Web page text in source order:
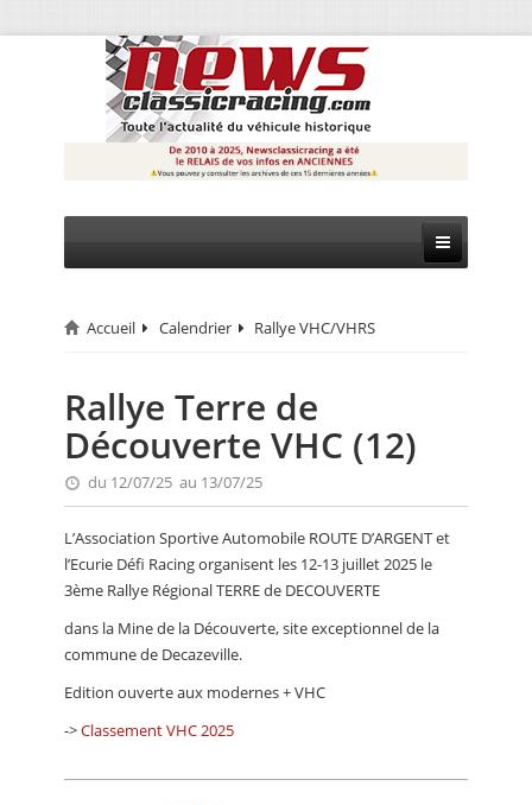
CIRCUIT
RALLYE
MONTAGNE
EVÈNEMENTS
CALENDRIER
FOCUS
VIDEO
ANNUAIRES
PETITES ANNONCES
Accueil Calendrier Rallye VHC/VHRS
Rallye Terre de
Découverte VHC (12)
du 12/07/25 au 13/07/25
L’Association Sportive Automobile ROUTE D’ARGENT et
l’Ecurie Défi Racing organisent les 12-13 juillet 2025 le
3ème Rallye Régional TERRE de DECOUVERTE
dans la Mine de la Découverte, site exceptionnel de la
commune de Decazeville.
Edition ouverte aux modernes + VHC
->Classement VHC 2025